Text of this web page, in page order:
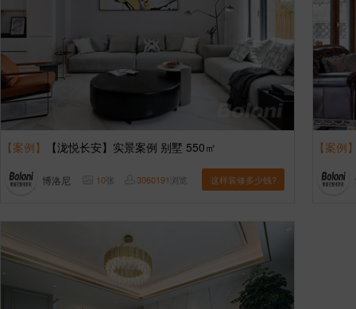
【案例】 【泷悦长安】实景案例 别墅 550㎡
博洛尼 10张 3060191浏览 这样装修多少钱?
【案例